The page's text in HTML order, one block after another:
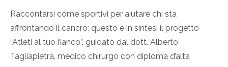
Raccontarsi come sportivi per aiutare chi sta
affrontando il cancro: questo è in sintesi il progetto
“Atleti al tuo fianco”, guidato dal dott. Alberto
Tagliapietra, medico chirurgo con diploma d’alta